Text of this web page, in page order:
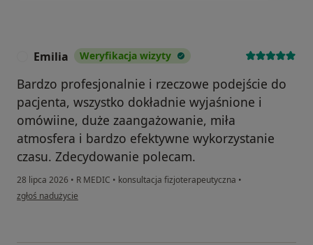
Emilia Weryfikacja wizyty
Bardzo profesjonalnie i rzeczowe podejście do
pacjenta, wszystko dokładnie wyjaśnione i
omówiine, duże zaangażowanie, miła
atmosfera i bardzo efektywne wykorzystanie
czasu. Zdecydowanie polecam.
28 lipca 2026 • R MEDIC • konsultacja fizjoterapeutyczna •
w opinii użytkownika Emilia
zgłoś nadużycie